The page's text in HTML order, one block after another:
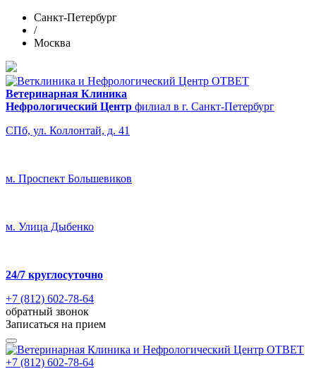
Санкт-Петербург
/
Москва
Ветеринарная Клиника
Нефрологический Центр филиал в г. Санкт-Петербург
СПб, ул. Коллонтай, д. 41
м. Проспект Большевиков
м. Улица Дыбенко
24/7 круглосуточно
+7 (812) 602-78-64
обратный звонок
Записаться на прием
+7 (812) 602-78-64